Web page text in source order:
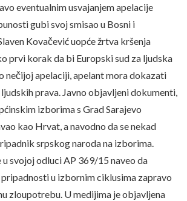
eventualnim usvajanjem apelacije
gubi svoj smisao u Bosni i
Kovačević uopće žrtva kršenja
prvi korak da bi Europski sud za ljudska
nečijoj apelaciji, apelant mora dokazati
prava. Javno objavljeni dokumenti,
izborima s Grad Sarajevo
kao Hrvat, a navodno da se nekad
srpskog naroda na izborima.
svojoj odluci AP 369/15 naveo da
u izbornim ciklusima zapravo
zloupotrebu. U medijima je objavljena